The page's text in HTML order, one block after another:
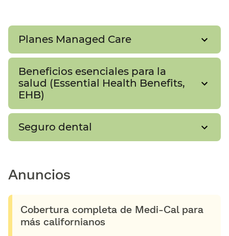
Planes Managed Care​​
Beneficios esenciales para la
salud (Essential Health Benefits,
EHB)​​
Seguro dental​​
Anuncios​​
Cobertura completa de Medi-Cal para
más californianos​​